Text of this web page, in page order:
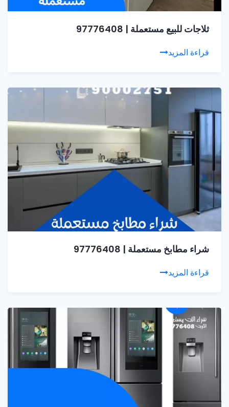
ثلاجات للبيع مستعملة | 97776408
قراءة المزيد
شراء مطابخ مستعملة | 97776408
قراءة المزيد